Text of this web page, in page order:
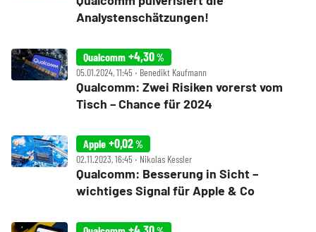
Analystenschätzungen!
Qualcomm +4,30%
05.01.2024, 11:45 ‧ Benedikt Kaufmann
Qualcomm: Zwei Risiken vorerst vom
Tisch – Chance für 2024
Apple +0,02%
02.11.2023, 16:45 ‧ Nikolas Kessler
Qualcomm: Besserung in Sicht –
wichtiges Signal für Apple & Co